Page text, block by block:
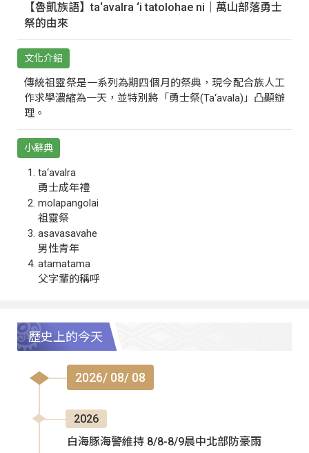
【魯凱族語】ta‘avalra ‘i tatolohae ni｜萬山部落勇士
祭的由來
文化介紹
傳統祖靈祭是一系列為期四個月的祭典，現今配合族人工
作求學濃縮為一天，並特別將「勇士祭(Ta‘avala)」凸顯辦
理。
小辭典
ta‘avalra
勇士成年禮
molapangolai
祖靈祭
asavasavahe
男性青年
atamatama
父字輩的稱呼
歷史上的今天
2026/ 08/ 08
2026
白海豚海警維持 8/8-8/9晨中北部防豪雨